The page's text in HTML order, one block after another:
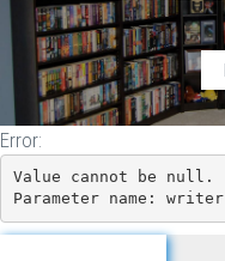
Error:
Value cannot be null.
Parameter name: writer